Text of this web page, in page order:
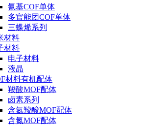
氰基COF单体
多官能团COF单体
三蝶烯系列
材料
材料
电子材料
液晶
材料有机配体
羧酸MOF配体
卤素系列
含氮羧酸MOF配体
含氮MOF配体